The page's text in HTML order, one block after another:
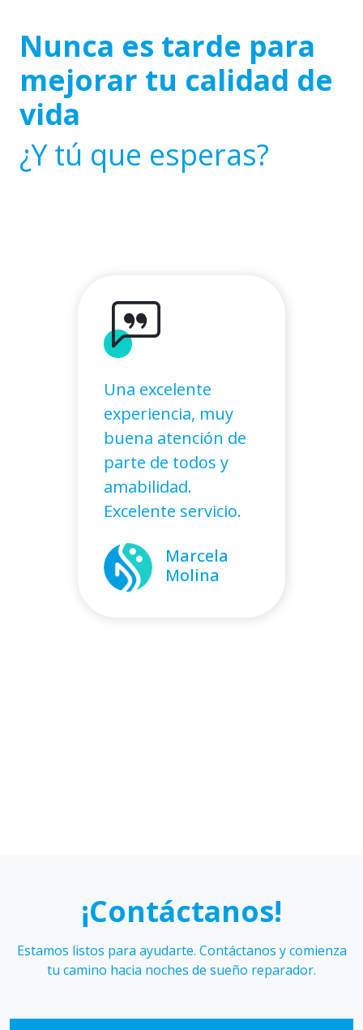
Nunca es tarde para
mejorar tu calidad de
vida
¿Y tú que esperas?
Una excelente
experiencia, muy
buena atención de
parte de todos y
amabilidad.
Excelente servicio.
Marcela
Molina
¡Contáctanos!
Estamos listos para ayudarte. Contáctanos y comienza
tu camino hacia noches de sueño reparador.